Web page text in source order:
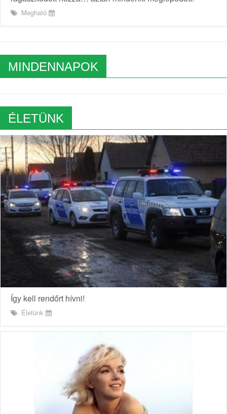
Megható
MINDENNAPOK
ÉLETÜNK
Így kell rendőrt hívni!
Életünk